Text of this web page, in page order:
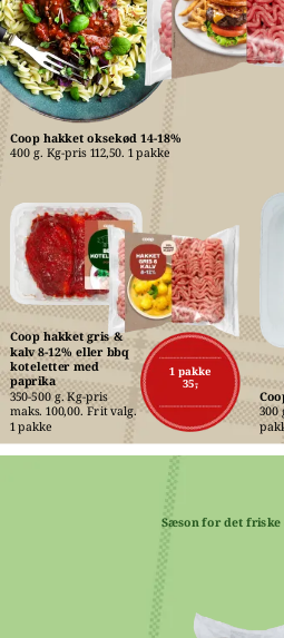
Coop hakket oksekød 14-18%
400 g. Kg-pris 112,50. 1 pakke
1 pakke
35,-
Coop hakket gris &
kalv 8-12% eller bbq
koteletter med
paprika
350-500 g. Kg-pris
maks. 100,00. Frit valg.
1 pakke
300
Sæson for det friske